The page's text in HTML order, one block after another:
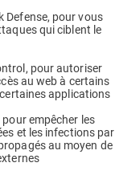
Defense, pour vous
qui ciblent le
pour autoriser
au web à certains
applications
empêcher les
et les infections par
au moyen de